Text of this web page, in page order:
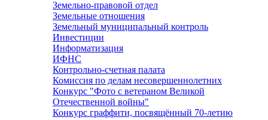
Земельно-правовой отдел
Земельные отношения
Земельный муниципальный контроль
Инвестиции
Информатизация
ИФНС
Контрольно-счетная палата
Комиссия по делам несовершеннолетних
Конкурс "Фото с ветераном Великой
Отечественной войны"
Конкурс граффити, посвящённый 70-летию